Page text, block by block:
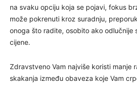
na svaku opciju koja se pojavi, fokus
može pokrenuti kroz suradnju,
onoga što radite, osobito ako odlučnije
cijene.
Zdravstveno Vam najviše koristi manje
skakanja između obaveza koje Vam